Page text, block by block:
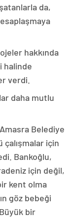
da,
hakkında
halinde
verdi.
daha mutlu
Belediye
çalışmalar için
Bankoğlu,
için değil,
kent olma
göz bebeği
bir